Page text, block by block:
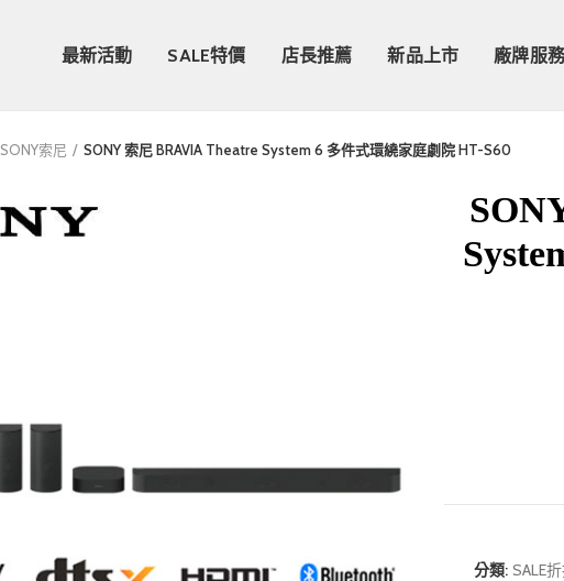
最新活動 SALE特價 店長推薦 新品上市 廠牌服
SONY索尼 SONY 索尼 BRAVIA Theatre System 6 多件式環繞家庭劇院 HT-S60
分類: SALE